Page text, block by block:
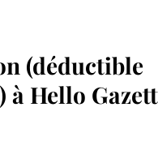
(déductible
à Hello